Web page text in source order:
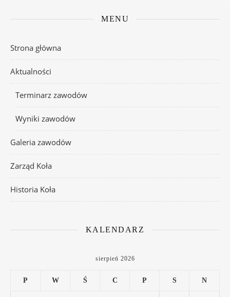
MENU
Strona główna
Aktualności
Terminarz zawodów
Wyniki zawodów
Galeria zawodów
Zarząd Koła
Historia Koła
KALENDARZ
sierpień 2026
P W Ś C P S N